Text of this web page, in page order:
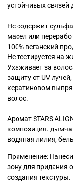
устойчивых связей
Не содержит
масел или
100% веганский
Не тестируется на
Ухаживает за
защиту от UV
кератиновом
волос.
Аромат STARS
композиция.
водяная лилия,
Применение:
зону для придания
создания